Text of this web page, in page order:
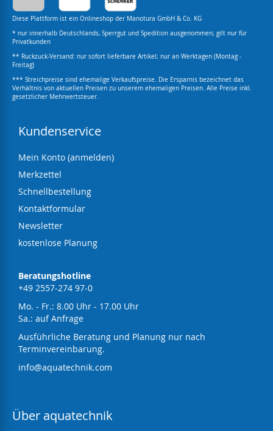
Diese Plattform ist ein Onlineshop der Manotura GmbH & Co. KG
* nur innerhalb Deutschlands, Sperrgut und Spedition ausgenommen; gilt nur für
Privatkunden
** Ruckzuck-Versand: nur sofort lieferbare Artikel; nur an Werktagen (Montag -
Freitag)
*** Streichpreise sind ehemalige Verkaufspreise. Die Ersparnis bezeichnet das
Verhältnis von aktuellen Preisen zu unserem ehemaligen Preisen. Alle Preise inkl.
gesetzlicher Mehrwertsteuer.
Kundenservice
Mein Konto (anmelden)
Merkzettel
Schnellbestellung
Kontaktformular
Newsletter
kostenlose Planung
Beratungshotline
+49 2557-274 97-0
Mo. - Fr.: 8.00 Uhr - 17.00 Uhr
Sa.: auf Anfrage
Ausführliche Beratung und Planung nur nach
Terminvereinbarung.
info@aquatechnik.com
Über aquatechnik